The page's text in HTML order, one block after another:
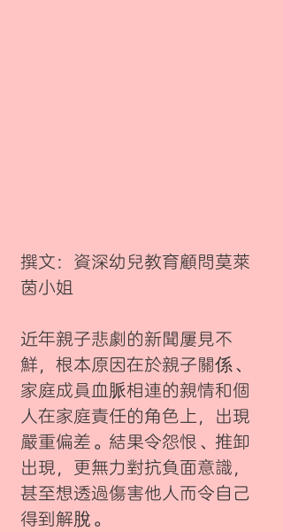
撰文：資深幼兒教育顧問莫萊
茵小姐
近年親子悲劇的新聞屢見不
鮮，根本原因在於親子關係、
家庭成員血脈相連的親情和個
人在家庭責任的角色上，出現
嚴重偏差。結果令怨恨、推卸
出現，更無力對抗負面意識，
甚至想透過傷害他人而令自己
得到解脫。